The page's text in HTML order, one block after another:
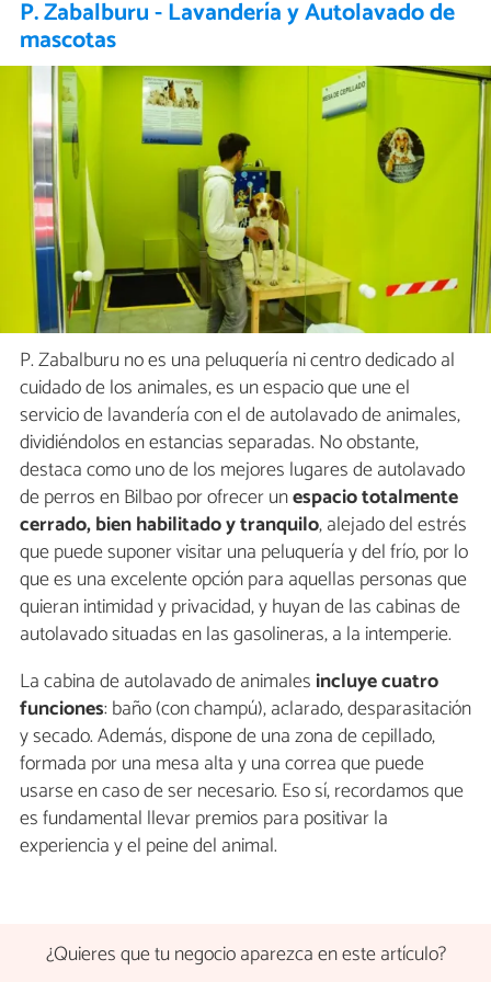
P. Zabalburu - Lavandería y Autolavado de
mascotas
P. Zabalburu no es una peluquería ni centro dedicado al
cuidado de los animales, es un espacio que une el
servicio de lavandería con el de autolavado de animales,
dividiéndolos en estancias separadas. No obstante,
destaca como uno de los mejores lugares de autolavado
de perros en Bilbao por ofrecer unespacio totalmente
cerrado, bien habilitado y tranquilo, alejado del estrés
que puede suponer visitar una peluquería y del frío, por lo
que es una excelente opción para aquellas personas que
quieran intimidad y privacidad, y huyan de las cabinas de
autolavado situadas en las gasolineras, a la intemperie.
La cabina de autolavado de animales incluye cuatro
funciones: baño (con champú), aclarado, desparasitación
y secado. Además, dispone de una zona de cepillado,
formada por una mesa alta y una correa que puede
usarse en caso de ser necesario. Eso sí, recordamos que
es fundamental llevar premios para positivar la
experiencia y el peine del animal.
¿Quieres que tu negocio aparezca en este artículo?